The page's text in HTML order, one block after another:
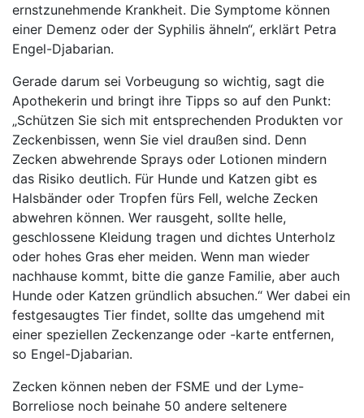
ernstzunehmende Krankheit. Die Symptome können
einer Demenz oder der Syphilis ähneln“, erklärt Petra
Engel-Djabarian.
Gerade darum sei Vorbeugung so wichtig, sagt die
Apothekerin und bringt ihre Tipps so auf den Punkt:
„Schützen Sie sich mit entsprechenden Produkten vor
Zeckenbissen, wenn Sie viel draußen sind. Denn
Zecken abwehrende Sprays oder Lotionen mindern
das Risiko deutlich. Für Hunde und Katzen gibt es
Halsbänder oder Tropfen fürs Fell, welche Zecken
abwehren können. Wer rausgeht, sollte helle,
geschlossene Kleidung tragen und dichtes Unterholz
oder hohes Gras eher meiden. Wenn man wieder
nachhause kommt, bitte die ganze Familie, aber auch
Hunde oder Katzen gründlich absuchen.“ Wer dabei ein
festgesaugtes Tier findet, sollte das umgehend mit
einer speziellen Zeckenzange oder -karte entfernen,
so Engel-Djabarian.
Zecken können neben der FSME und der Lyme-
Borreliose noch beinahe 50 andere seltenere